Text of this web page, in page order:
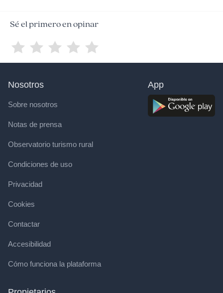
Sé el primero en opinar
Nosotros
Sobre nosotros
Notas de prensa
Observatorio turismo rural
Condiciones de uso
Privacidad
Cookies
Contactar
Accesibilidad
Cómo funciona la plataforma
App